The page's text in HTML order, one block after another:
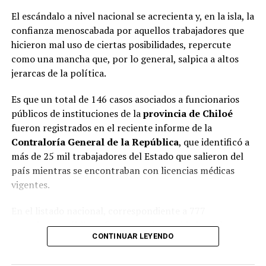
El escándalo a nivel nacional se acrecienta y, en la isla, la
confianza menoscabada por aquellos trabajadores que
hicieron mal uso de ciertas posibilidades, repercute
como una mancha que, por lo general, salpica a altos
jerarcas de la política.
Es que un total de 146 casos asociados a funcionarios
públicos de instituciones de laprovincia de Chiloé
fueron registrados en el reciente informe de la
Contraloría General de la República, que identificó a
más de 25 mil trabajadores del Estado que salieron del
país mientras se encontraban con licencias médicas
vigentes.
organismos públicos, figuran varias entidades del
Municipalidad de Castro
CONTINUAR LEYENDO